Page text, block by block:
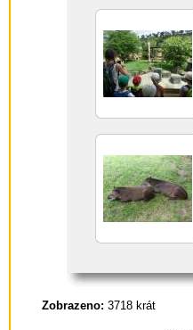
Zobrazeno: 3718 krát